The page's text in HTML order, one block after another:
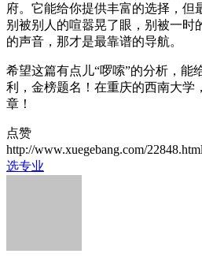
府。它能给你提供丰富的选择，但
别被别人的喧嚣晃了眼，别被一时
的声音，那才是最靠谱的导航。
希望这篇有点儿“啰嗦”的分析，能
利，金榜题名！在重庆的西南大学
章！
点赞
http://www.xuegebang.com/22848.html
选专业